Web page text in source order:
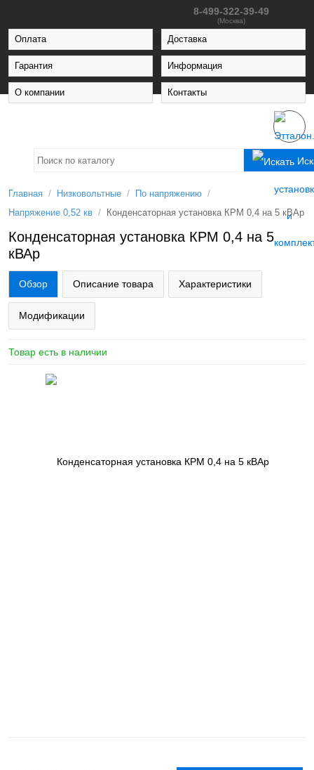
8-499-322-39-49
(Москва)
Оплата Доставка
Гарантия Информация
О компании Контакты
Главная / Низковольтные / По напряжению /
Напряжение 0,52 кв / Конденсаторная установка КРМ 0,4 на 5 кВАр
Конденсаторная установка КРМ 0,4 на 5
кВАр
Обзор Описание товара Характеристики
Модификации
Товар есть в наличии